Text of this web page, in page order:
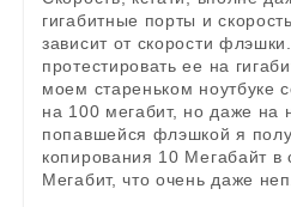
гигабитные порты и
зависит от скорости
протестировать ее на
моем стареньком ноутбуке
на 100 мегабит, но даже на
попавшейся флэшкой я
копирования 10 Мегабайт в
Мегабит, что очень даже